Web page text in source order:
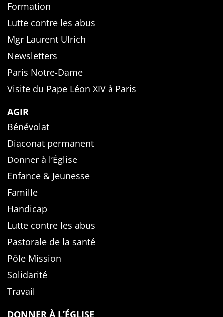
Formation
Lutte contre les abus
Mgr Laurent Ulrich
Newsletters
Paris Notre-Dame
Visite du Pape Léon XIV à Paris
AGIR
Bénévolat
Diaconat permanent
Donner à l’Église
Enfance & Jeunesse
Famille
Handicap
Lutte contre les abus
Pastorale de la santé
Pôle Mission
Solidarité
Travail
DONNER À L’ÉGLISE